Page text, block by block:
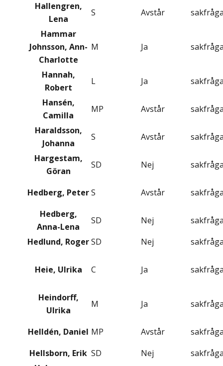
Hallengren,
Lena
S Avstår
Hammar
Johnsson, Ann-
Charlotte
M Ja
Hannah,
Robert
L Ja
Hansén,
Camilla
MP Avstår
Haraldsson,
Johanna
S Avstår
Hargestam,
Göran
SD Nej
Hedberg, PeterS Avstår
Hedberg,
Anna-Lena
SD Nej
Hedlund, RogerSD Nej
Heie, Ulrika C Ja
Heindorff,
Ulrika
M Ja
Helldén, Daniel MP Avstår
Hellsborn, Erik SD Nej